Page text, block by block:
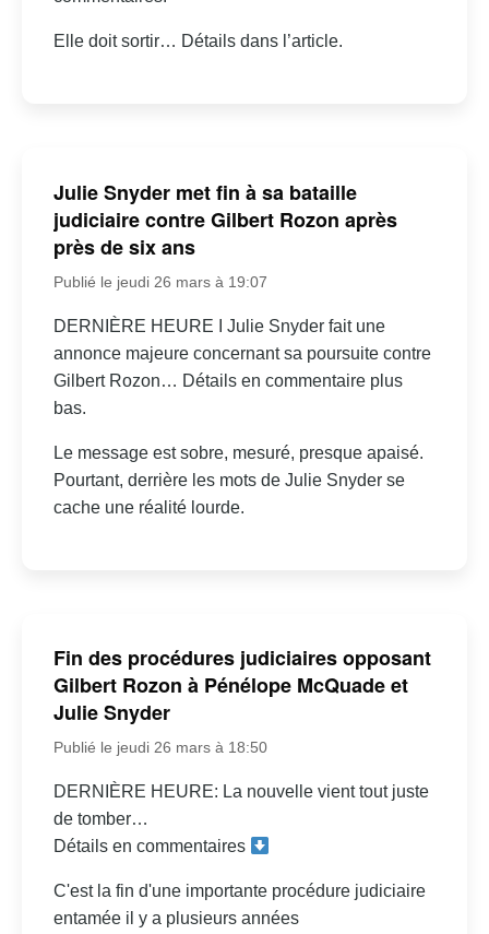
Elle doit sortir… Détails dans l’article.
Julie Snyder met fin à sa bataille
judiciaire contre Gilbert Rozon après
près de six ans
Publié le jeudi 26 mars à 19:07
DERNIÈRE HEURE I Julie Snyder fait une
annonce majeure concernant sa poursuite contre
Gilbert Rozon… Détails en commentaire plus
bas.
Le message est sobre, mesuré, presque apaisé.
Pourtant, derrière les mots de Julie Snyder se
cache une réalité lourde.
Fin des procédures judiciaires opposant
Gilbert Rozon à Pénélope McQuade et
Julie Snyder
Publié le jeudi 26 mars à 18:50
DERNIÈRE HEURE: La nouvelle vient tout juste
de tomber…
Détails en commentaires
C'est la fin d'une importante procédure judiciaire
entamée il y a plusieurs années